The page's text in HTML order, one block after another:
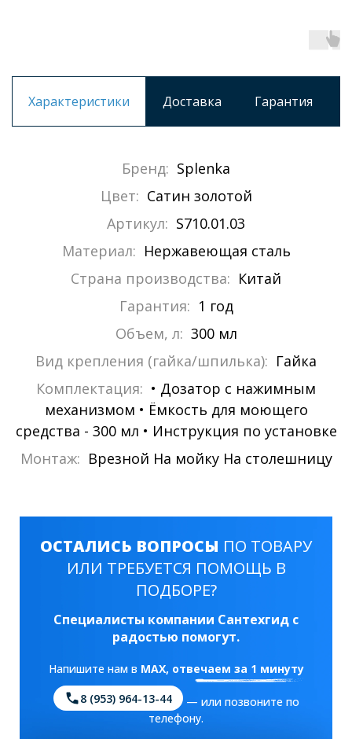
Характеристики Доставка Гарантия
Бренд: Splenka
Цвет: Сатин золотой
Артикул: S710.01.03
Материал: Нержавеющая сталь
Страна производства: Китай
Гарантия: 1 год
Объем, л: 300 мл
Вид крепления (гайка/шпилька): Гайка
Комплектация: • Дозатор с нажимным
механизмом • Ёмкость для моющего
средства - 300 мл • Инструкция по установке
Монтаж: Врезной На мойку На столешницу
ОСТАЛИСЬ ВОПРОСЫ ПО ТОВАРУ
ИЛИ ТРЕБУЕТСЯ ПОМОЩЬ В
ПОДБОРЕ?
Специалисты компании Сантехгид с
радостью помогут.
Напишите нам в MAX, отвечаем за 1 минуту
8 (953) 964-13-44
— или позвоните по
телефону.